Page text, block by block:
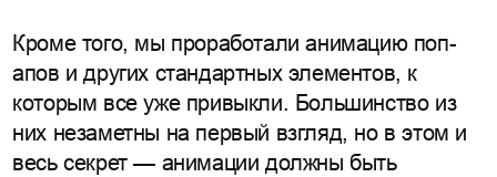
Кроме того, мы проработали анимацию поп-
апов и других стандартных элементов, к
которым все уже привыкли. Большинство из
них незаметны на первый взгляд, но в этом и
весь секрет — анимации должны быть